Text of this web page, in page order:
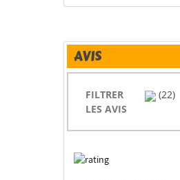
AVIS
FILTRER
LES AVIS
(22)